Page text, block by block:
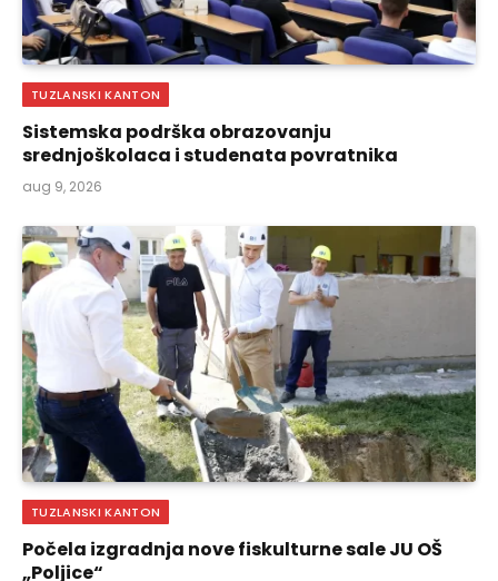
TUZLANSKI KANTON
Sistemska podrška obrazovanju
srednjoškolaca i studenata povratnika
aug 9, 2026
TUZLANSKI KANTON
Počela izgradnja nove fiskulturne sale JU OŠ
„Poljice“